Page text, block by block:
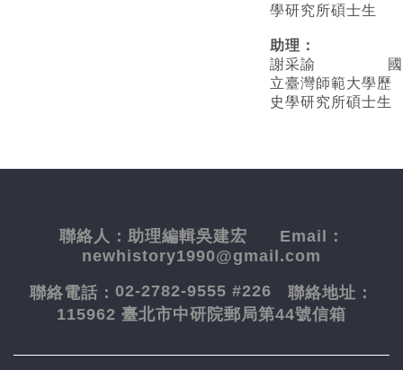
學研究所碩士生
助理：
謝采諭
國
立臺灣師範大學歷
史學研究所碩士生
聯絡人： 助理編輯吳建宏 Email：
newhistory1990@gmail.com
聯絡電話： 02-2782-9555 #226 聯絡地址：
115962 臺北市中研院郵局第44號信箱